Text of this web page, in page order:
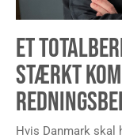
ET
STÆRKT
Hvis Danmark